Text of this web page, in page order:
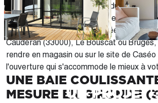
chauffage grâce à la chaleur du soleil ; -
équivalent : l'ouverture laisse entrer la
Une vue sur l'extérieur inégalée. Si vous
Caudéran (33000), Le Bouscat ou
rendre en magasin ou sur le site de
l'ouverture qui s'accommode le mieux à
UNE BAIE
MESURE EN GIRONDE
UN PROJET